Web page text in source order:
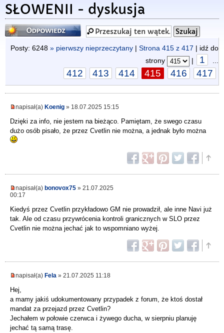
SŁOWENII - dyskusja
Odpowiedz
Posty: 6248 » pierwszy nieprzeczytany | Strona 415 z 417 | idź do
strony
| 1
412 413 414 415 416 417
napisał(a) Koenig » 18.07.2025 15:15
Dzięki za info, nie jestem na bieżąco. Pamiętam, że swego czasu
dużo osób pisało, że przez Cvetlin nie można, a jednak było można
napisał(a) bonovox75 » 21.07.2025
00:17
Kiedyś przez Cvetlin przykładowo GM nie prowadził, ale inne Navi już
tak. Ale od czasu przywrócenia kontroli granicznych w SLO przez
Cvetlin nie można jechać jak to wspomniano wyżej.
napisał(a) Fela » 21.07.2025 11:18
Hej,
a mamy jakiś udokumentowany przypadek z forum, że ktoś dostał
mandat za przejazd przez Cvetlin?
Jechałem w połowie czerwca i żywego ducha, w sierpniu planuję
jechać tą samą trasę.